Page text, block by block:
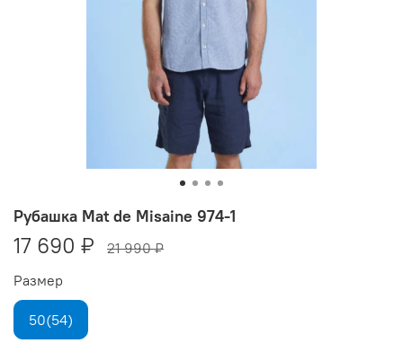
Рубашка Mat de Misaine 974-1
17 690 ₽ 21 990 ₽
Размер
50(54)